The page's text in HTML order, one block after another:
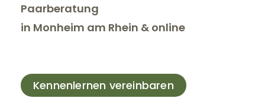
Paarberatung
in Monheim am Rhein & online
Kennenlernen vereinbaren